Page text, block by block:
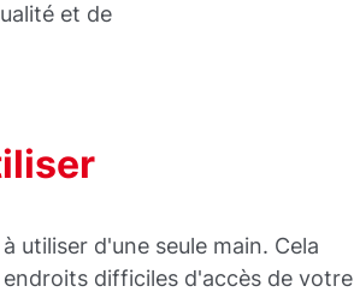
et de
utiliser d'une seule main. Cela
difficiles d'accès de votre